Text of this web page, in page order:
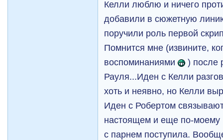
Келли люблю и ничего
добавили в сюжетную
поручили роль первой
Помнится мне (извините,
воспоминаниями
) после
Рауля...Иден с Келли
хоть и неявно, но Келли
Иден с Робертом
настоящем и еще по-моему
с парнем поступила.